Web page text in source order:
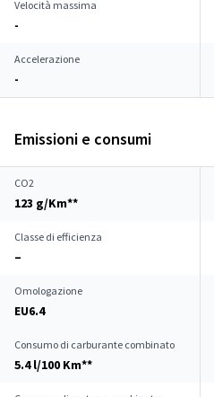
Velocità massima
-
Accelerazione
-
Emissioni e consumi
CO2
123 g/Km**
Classe di efficienza
–
Omologazione
EU6.4
Consumo di carburante combinato
5.4 l/100 Km**